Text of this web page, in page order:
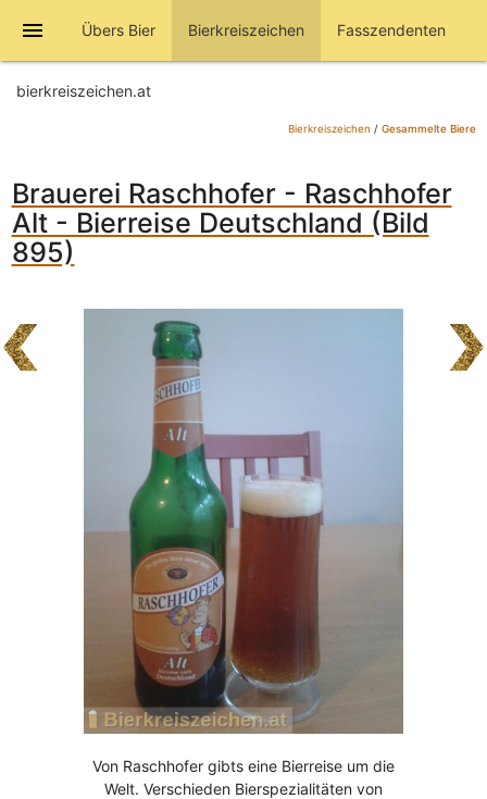
menu Übers Bier Bierkreiszeichen Fasszendenten
bierkreiszeichen.at
Bierkreiszeichen / Gesammelte Biere
Brauerei Raschhofer - Raschhofer
Alt - Bierreise Deutschland (Bild
895)
Von Raschhofer gibts eine Bierreise um die
Welt. Verschieden Bierspezialitäten von